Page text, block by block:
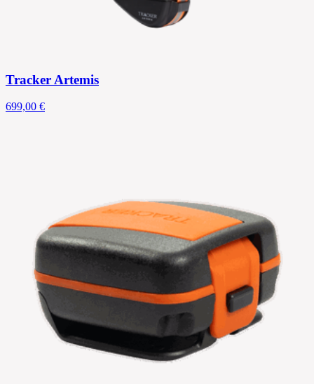
Tracker Artemis
699,00 €